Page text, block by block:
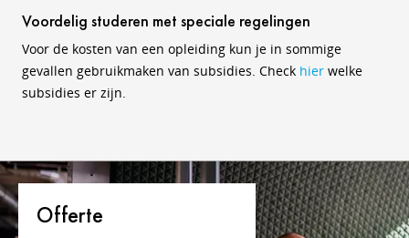
Voordelig studeren met speciale regelingen
Voor de kosten van een opleiding kun je in sommige
gevallen gebruikmaken van subsidies. Check hier welke
subsidies er zijn.
Offerte